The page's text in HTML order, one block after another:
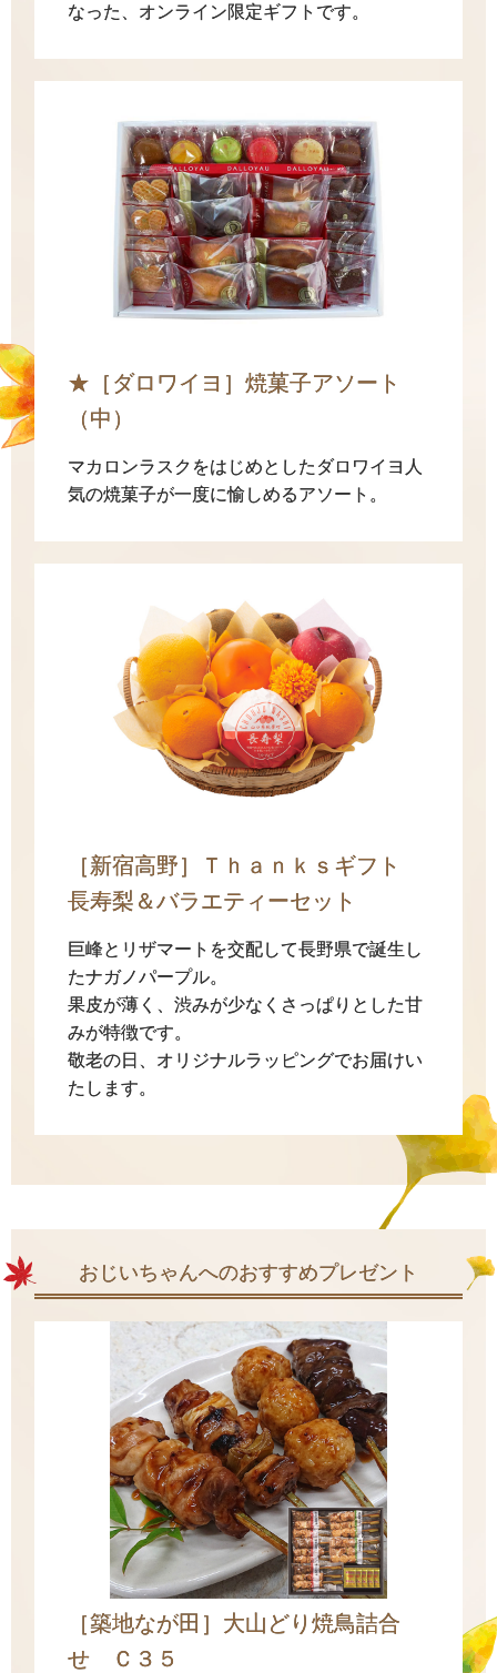
なった、オンライン限定ギフトです。
★［ダロワイヨ］焼菓子アソート
（中）
マカロンラスクをはじめとしたダロワイヨ人
気の焼菓子が一度に愉しめるアソート。
［新宿高野］Ｔｈａｎｋｓギフト
長寿梨＆バラエティーセット
巨峰とリザマートを交配して長野県で誕生し
たナガノパープル。
果皮が薄く、渋みが少なくさっぱりとした甘
みが特徴です。
敬老の日、オリジナルラッピングでお届けい
たします。
おじいちゃんへのおすすめプレゼント
［築地なが田］大山どり焼鳥詰合
せ Ｃ３５